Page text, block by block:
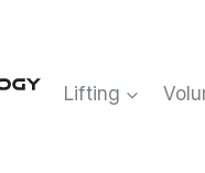
Lifting